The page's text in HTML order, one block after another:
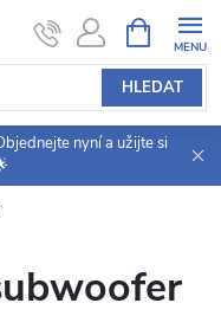
HLEDAT
NÁKUPNÍ
KOŠÍK
nyní a užijte si